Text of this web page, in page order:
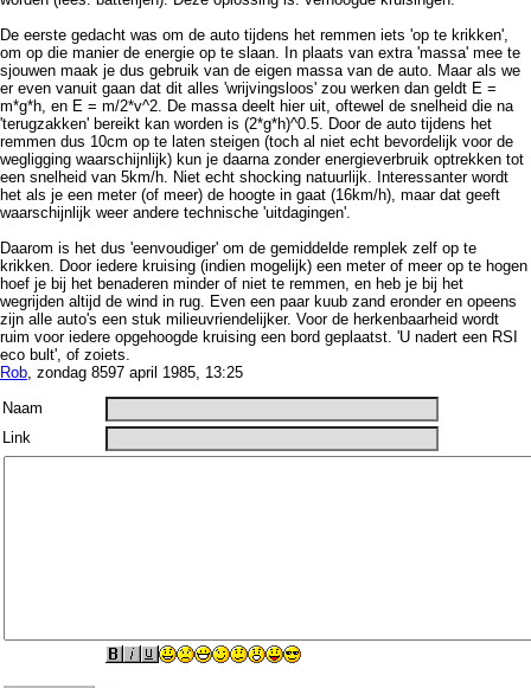
De eerste gedacht was om de auto tijdens het remmen iets 'op te krikken',
om op die manier de energie op te slaan. In plaats van extra 'massa' mee te
sjouwen maak je dus gebruik van de eigen massa van de auto. Maar als we
er even vanuit gaan dat dit alles 'wrijvingsloos' zou werken dan geldt E =
m*g*h, en E = m/2*v^2. De massa deelt hier uit, oftewel de snelheid die na
'terugzakken' bereikt kan worden is (2*g*h)^0.5. Door de auto tijdens het
remmen dus 10cm op te laten steigen (toch al niet echt bevordelijk voor de
wegligging waarschijnlijk) kun je daarna zonder energieverbruik optrekken tot
een snelheid van 5km/h. Niet echt shocking natuurlijk. Interessanter wordt
het als je een meter (of meer) de hoogte in gaat (16km/h), maar dat geeft
waarschijnlijk weer andere technische 'uitdagingen'.
Daarom is het dus 'eenvoudiger' om de gemiddelde remplek zelf op te
krikken. Door iedere kruising (indien mogelijk) een meter of meer op te hogen
hoef je bij het benaderen minder of niet te remmen, en heb je bij het
wegrijden altijd de wind in rug. Even een paar kuub zand eronder en opeens
zijn alle auto's een stuk milieuvriendelijker. Voor de herkenbaarheid wordt
ruim voor iedere opgehoogde kruising een bord geplaatst. 'U nadert een RSI
eco bult', of zoiets.
Rob, zondag 8597 april 1985, 13:25
Naam
Link